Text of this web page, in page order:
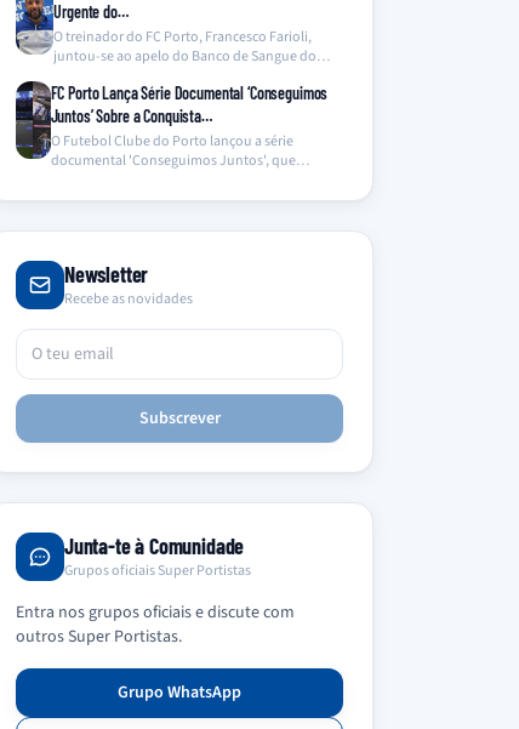
Urgente do…
O treinador do FC Porto, Francesco Farioli,
juntou-se ao apelo do Banco de Sangue do
FC Porto Lança Série Documental ‘Conseguimos
Juntos’ Sobre a Conquista…
O Futebol Clube do Porto lançou a série
documental 'Conseguimos Juntos', que
Newsletter
Recebe as novidades
Subscrever
Junta-te à Comunidade
Grupos oficiais Super Portistas
Entra nos grupos oficiais e discute com
outros Super Portistas.
Grupo WhatsApp